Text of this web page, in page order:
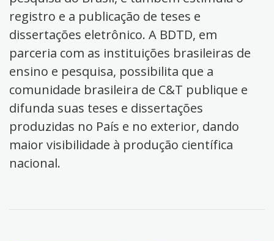
registro e a publicação de teses e
dissertações eletrônico. A BDTD, em
parceria com as instituições brasileiras de
ensino e pesquisa, possibilita que a
comunidade brasileira de C&T publique e
difunda suas teses e dissertações
produzidas no País e no exterior, dando
maior visibilidade à produção científica
nacional.